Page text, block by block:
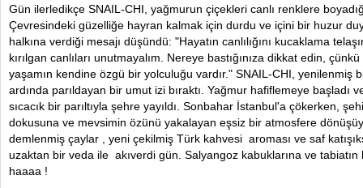
Gün ilerledikçe SNAIL-CHI, yağmurun çiçekleri canlı renklere
Çevresindeki güzelliğe hayran kalmak için durdu ve içini bir huzur
halkına verdiği mesajı düşündü: "Hayatın canlılığını kucaklama
kırılgan canlıları unutmayalım. Nereye bastığınıza dikkat edin,
yaşamın kendine özgü bir yolculuğu vardır." SNAIL-CHI, yenilenmiş
ardında parıldayan bir umut izi bıraktı. Yağmur hafiflemeye başladı
sıcacık bir parıltıyla şehre yayıldı. Sonbahar İstanbul'a çökerken,
dokusuna ve mevsimin özünü yakalayan eşsiz bir atmosfere
demlenmiş çaylar , yeni çekilmiş Türk kahvesi aroması ve saf
uzaktan bir veda ile akıverdi gün. Salyangoz kabuklarına ve tabiatın
haaaa !